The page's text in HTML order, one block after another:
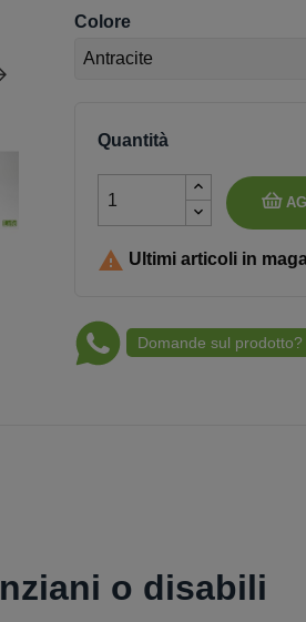
Colore
Quantità
 Ultimi articoli in
Domande sul prodotto?
o disabili